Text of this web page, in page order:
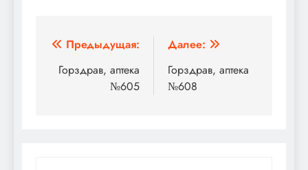
Навигация
по
записям
Предыдущая:
Горздрав, аптека
№605
Далее:
Горздрав, аптека
№608